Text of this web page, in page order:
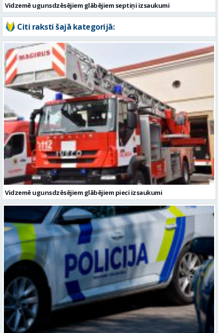
Vidzemē ugunsdzēsējiem glābējiem septiņi izsaukumi
Citi raksti šajā kategorijā:
Vidzemē ugunsdzēsējiem glābējiem pieci izsaukumi